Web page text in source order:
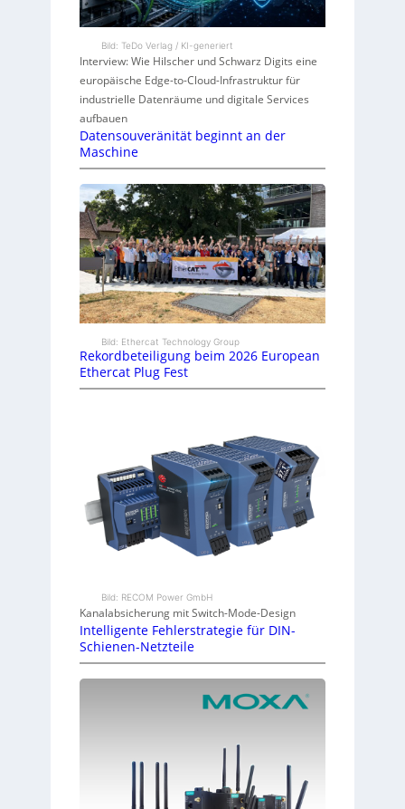
Bild: TeDo Verlag / KI-generiert
Interview: Wie Hilscher und Schwarz Digits eine
europäische Edge-to-Cloud-Infrastruktur für
industrielle Datenräume und digitale Services
aufbauen
Datensouveränität beginnt an der
Maschine
Bild: Ethercat Technology Group
Rekordbeteiligung beim 2026 European
Ethercat Plug Fest
Bild: RECOM Power GmbH
Kanalabsicherung mit Switch-Mode-Design
Intelligente Fehlerstrategie für DIN-
Schienen-Netzteile